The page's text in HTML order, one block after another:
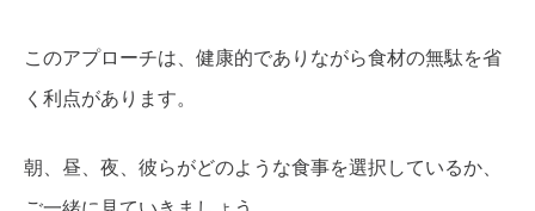
このアプローチは、健康的でありながら食材の無駄を省
く利点があります。
朝、昼、夜、彼らがどのような食事を選択しているか、